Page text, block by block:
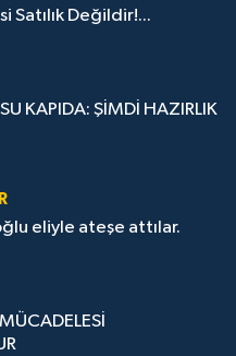
Satılık Değildir!...
KAPIDA: ŞİMDİ HAZIRLIK
eliyle ateşe attılar.